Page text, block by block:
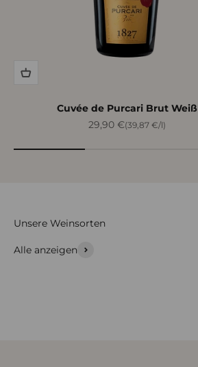
Cuvée de Purcari Brut Weiß
Angebot
29,90 €(39,87 €/l)
Alle anzeigen